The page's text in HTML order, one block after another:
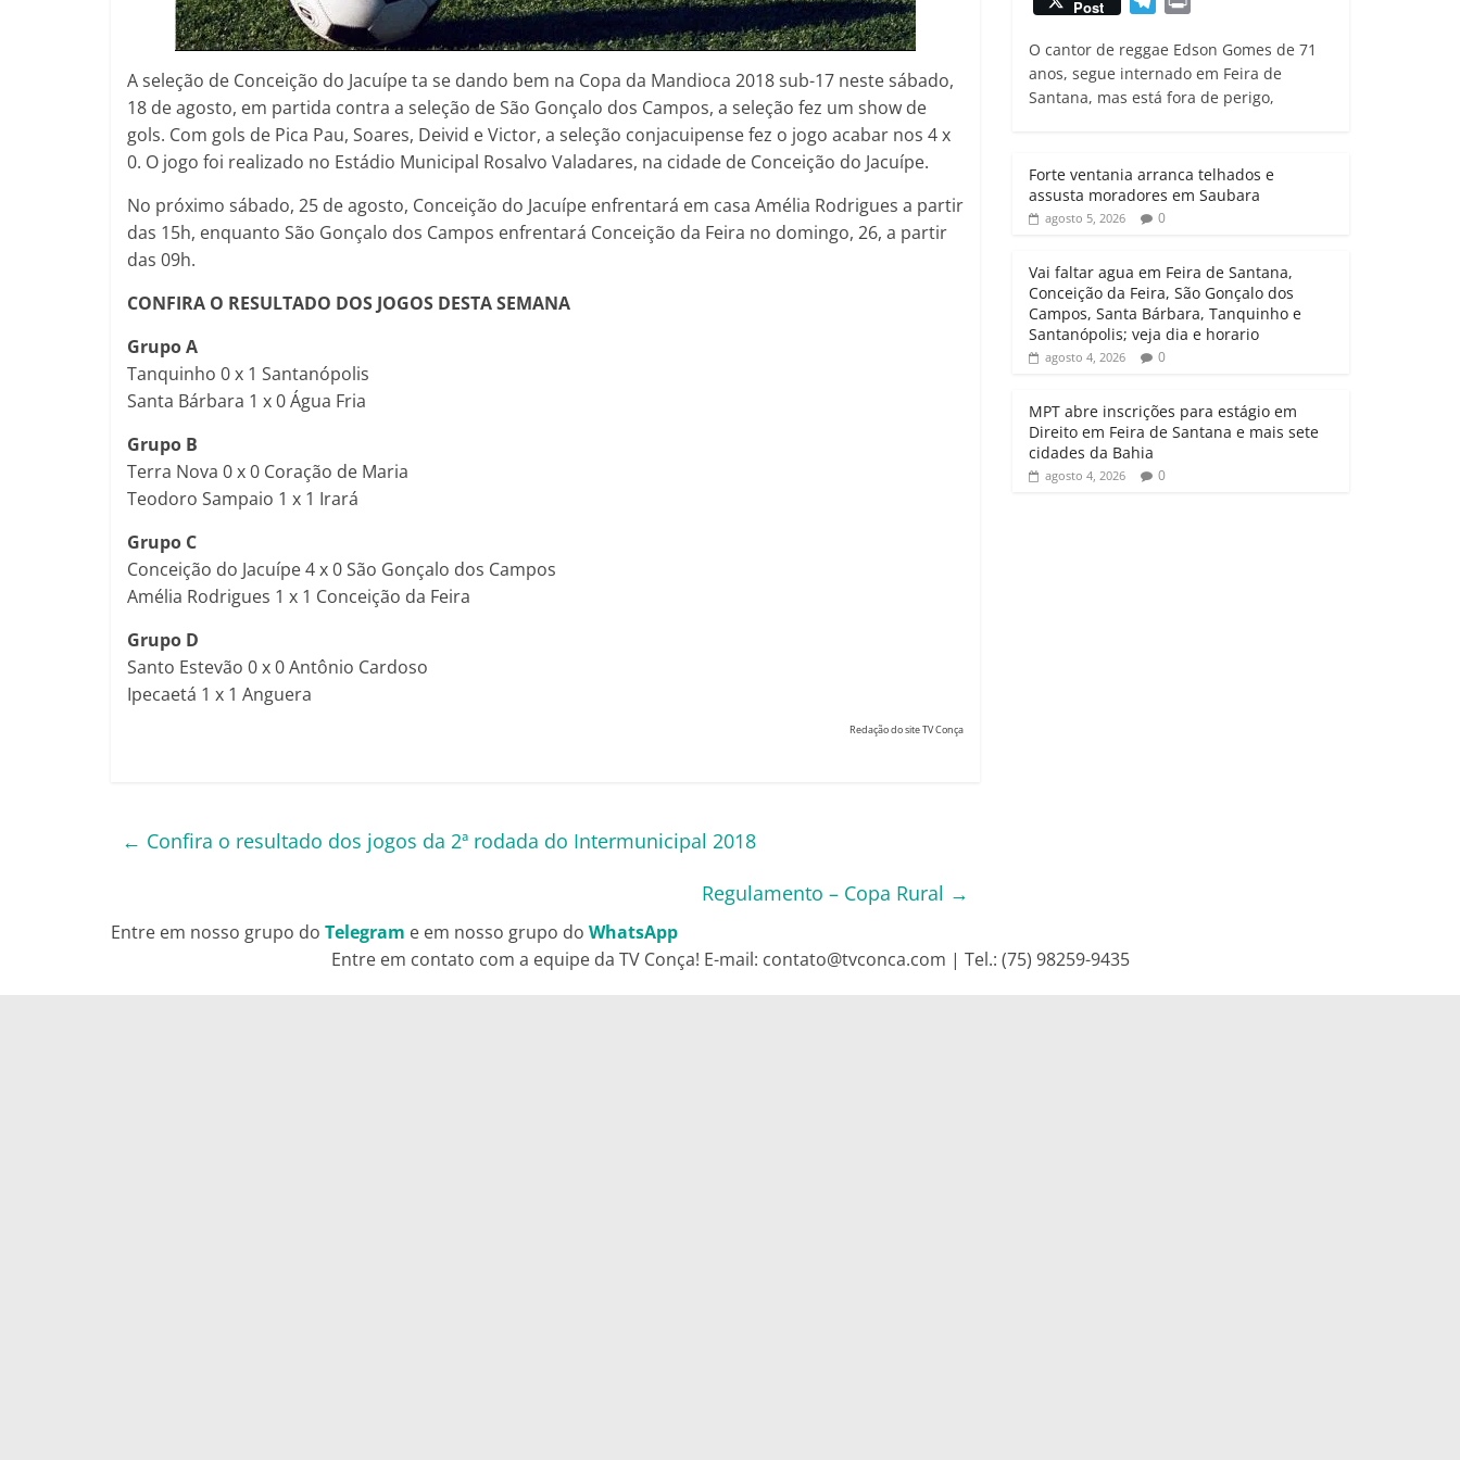
A seleção de Conceição do Jacuípe ta se dando bem na Copa da Mandioca 2018 sub-17 neste sábado,
18 de agosto, em partida contra a seleção de São Gonçalo dos Campos, a seleção fez um show de
gols. Com gols de Pica Pau, Soares, Deivid e Victor, a seleção conjacuipense fez o jogo acabar nos 4 x
0. O jogo foi realizado no Estádio Municipal Rosalvo Valadares, na cidade de Conceição do Jacuípe.
No próximo sábado, 25 de agosto, Conceição do Jacuípe enfrentará em casa Amélia Rodrigues a partir
das 15h, enquanto São Gonçalo dos Campos enfrentará Conceição da Feira no domingo, 26, a partir
das 09h.
CONFIRA O RESULTADO DOS JOGOS DESTA SEMANA
Grupo A
Tanquinho 0 x 1 Santanópolis
Santa Bárbara 1 x 0 Água Fria
Grupo B
Terra Nova 0 x 0 Coração de Maria
Teodoro Sampaio 1 x 1 Irará
Grupo C
Conceição do Jacuípe 4 x 0 São Gonçalo dos Campos
Amélia Rodrigues 1 x 1 Conceição da Feira
Grupo D
Santo Estevão 0 x 0 Antônio Cardoso
Ipecaetá 1 x 1 Anguera
Redação do site TV Conça
← Confira o resultado dos jogos da 2ª rodada do Intermunicipal 2018
Regulamento – Copa Rural →
Entre em nosso grupo do Telegram e em nosso grupo do WhatsApp
a
t
s
A
c
e
b
o
i
t
t
e
a
i
l
Post
l
e
g
m
i
n
t
O cantor de reggae Edson Gomes de 71
anos, segue internado em Feira de
Santana, mas está fora de perigo,
Forte ventania arranca telhados e
assusta moradores em Saubara
agosto 5, 2026 0
Vai faltar agua em Feira de Santana,
Conceição da Feira, São Gonçalo dos
Campos, Santa Bárbara, Tanquinho e
Santanópolis; veja dia e horario
agosto 4, 2026 0
MPT abre inscrições para estágio em
Direito em Feira de Santana e mais sete
cidades da Bahia
agosto 4, 2026 0
Entre em contato com a equipe da TV Conça! E-mail: contato@tvconca.com | Tel.: (75) 98259-9435